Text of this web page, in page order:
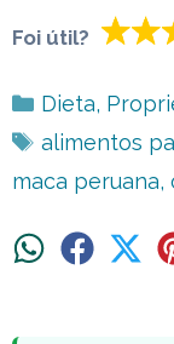
Foi útil?
Categorias
Dieta,
Tags
alimentos
maca peruana,
ShareShare